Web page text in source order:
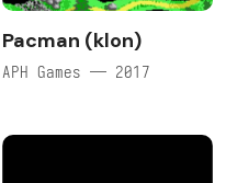
Pacman (klon)
APH Games — 2017